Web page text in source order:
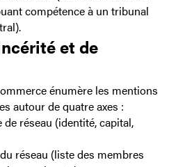
compétence à un tribunal
et de
énumère les mentions
autour de quatre axes :
réseau (identité, capital,
réseau (liste des membres